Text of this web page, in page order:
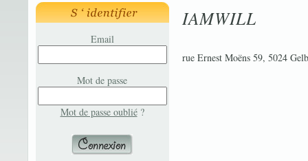
Email
Mot de passe
Mot de passe oublié?
IAMWILL
rue Ernest Moëns 59, 5024